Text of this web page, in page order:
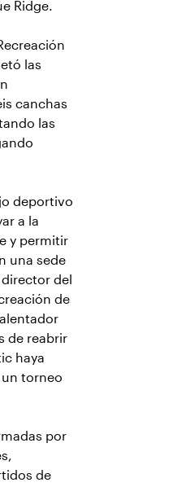
Ridge.
las
canchas
las
deportivo
a la
y permitir
una sede
del
de
de reabrir
haya
un torneo
por
de